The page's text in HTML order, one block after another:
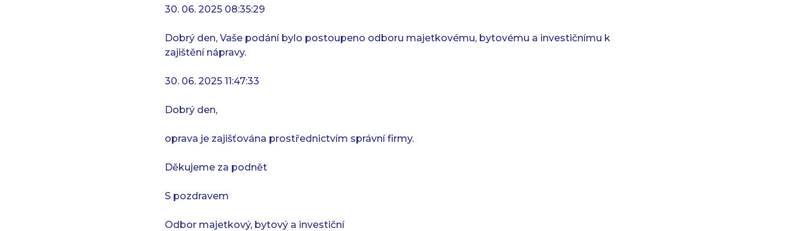
30. 06. 2025 08:35:29
Dobrý den, Vaše podání bylo postoupeno odboru majetkovému, bytovému a investičnímu k
zajištění nápravy.
30. 06. 2025 11:47:33
Dobrý den,
oprava je zajišťována prostřednictvím správní firmy.
Děkujeme za podnět
S pozdravem
Odbor majetkový, bytový a investiční